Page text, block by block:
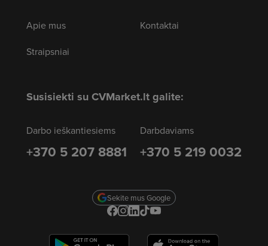
Apie mus
Straipsniai
Kontaktai
Susisiekti su CVMarket.lt galite:
Darbo ieškantiesiems
+370 5 207 8881
Darbdaviams
+370 5 219 0032
Sekite mus Google